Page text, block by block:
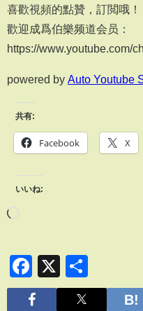
喜歡視頻的點贊，訂閲哦！
歡迎成爲伯樂频道会员：
https://www.youtube.com/
powered by Auto Youtube
共有:
Facebook X
いいね:
Facebook
X
有